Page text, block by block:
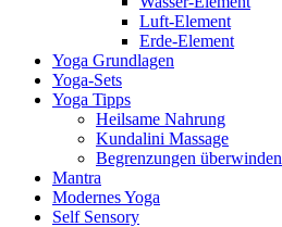
Luft-Element
Erde-Element
Yoga Grundlagen
Yoga-Sets
Yoga Tipps
Heilsame Nahrung
Kundalini Massage
Begrenzungen überwinden
Mantra
Modernes Yoga
Self Sensory